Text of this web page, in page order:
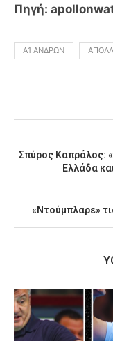
Πηγή:
Α1 ΑΝΔΡΏΝ
Σπύρος Καπράλος:
Ελλάδα
«Ντούμπλαρε»